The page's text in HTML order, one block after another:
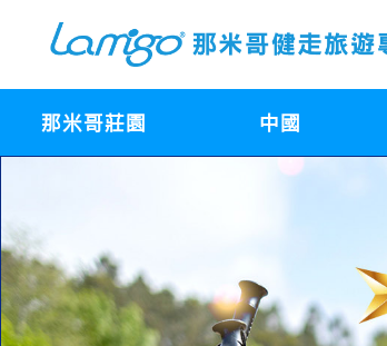
那米哥莊園 中國